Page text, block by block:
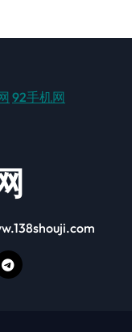
92手机网